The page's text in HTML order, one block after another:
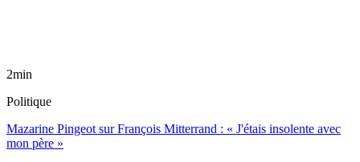
2min
Politique
Mazarine Pingeot sur François Mitterrand : « J'étais insolente avec
mon père »